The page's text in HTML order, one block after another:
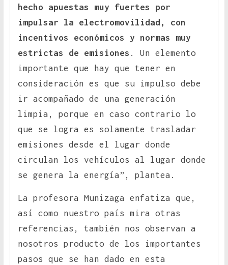
hecho apuestas muy fuertes por
impulsar la electromovilidad, con
incentivos económicos y normas muy
estrictas de emisiones . Un elemento
importante que hay que tener en
consideración es que su impulso debe
ir acompañado de una generación
limpia, porque en caso contrario lo
que se logra es solamente trasladar
emisiones desde el lugar donde
circulan los vehículos al lugar donde
se genera la energía”, plantea.
La profesora Munizaga enfatiza que,
así como nuestro país mira otras
referencias, también nos observan a
nosotros producto de los importantes
pasos que se han dado en esta